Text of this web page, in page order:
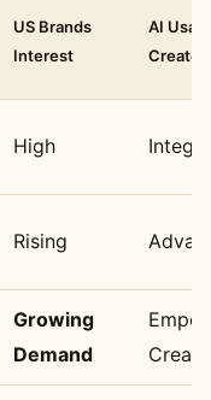
US Brands
Interest
AI
High
Rising
Growing
Demand